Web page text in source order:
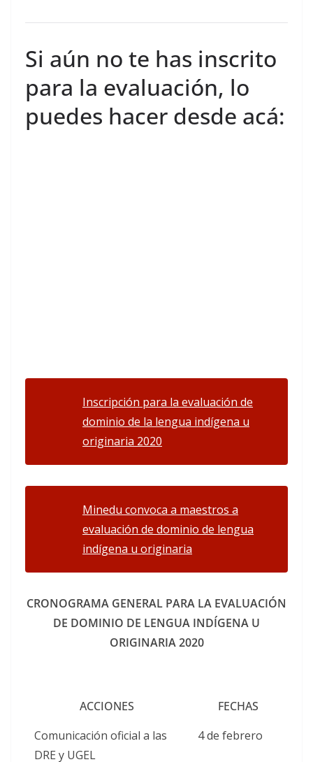
Si aún no te has inscrito
para la evaluación, lo
puedes hacer desde acá:
Inscripción para la evaluación de
dominio de la lengua indígena u
originaria 2020
Minedu convoca a maestros a
evaluación de dominio de lengua
indígena u originaria
CRONOGRAMA GENERAL PARA LA EVALUACIÓN
DE DOMINIO DE LENGUA INDÍGENA U
ORIGINARIA 2020
ACCIONES
FECHAS
Comunicación oficial a las
DRE y UGEL
4 de febrero